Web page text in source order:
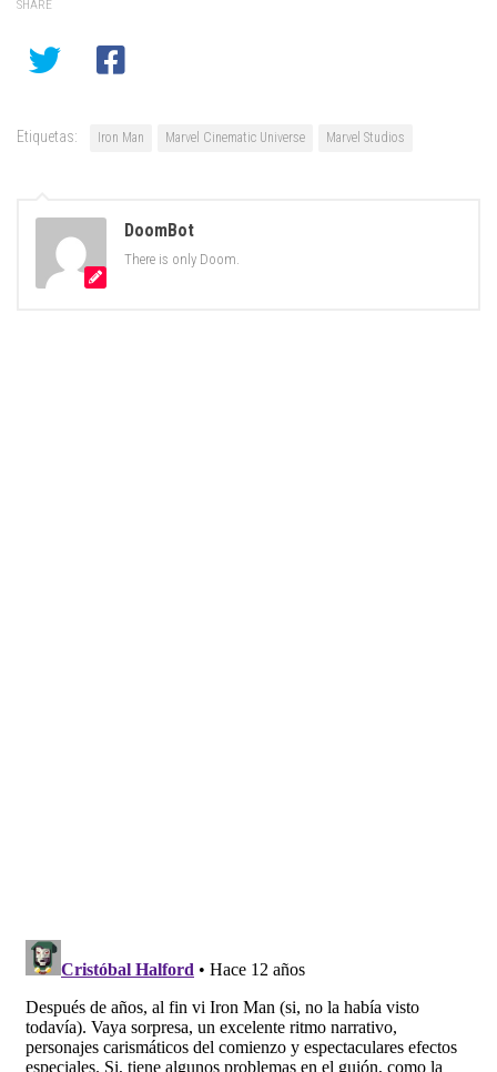
SHARE
Etiquetas: Iron Man Marvel Cinematic Universe Marvel Studios
DoomBot
There is only Doom.